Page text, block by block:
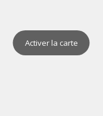
Mère Teresa
Activer la carte